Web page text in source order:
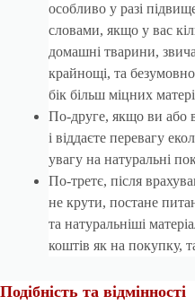
особливо у разі
словами, якщо у вас
домашні тварини,
крайнощі, та
бік більш міцних
По-друге, якщо ви або
і віддаєте перевагу
увагу на натуральні
По-третє, після
не крути, постане
та натуральніші
коштів як на покупку,
Подібність та відмінності